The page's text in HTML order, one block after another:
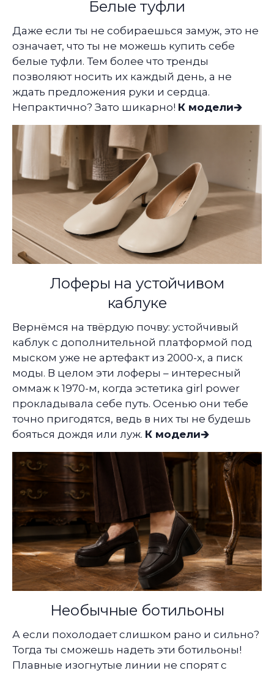
Белые туфли
Даже если ты не собираешься замуж, это не
означает, что ты не можешь купить себе
белые туфли. Тем более что тренды
позволяют носить их каждый день, а не
ждать предложения руки и сердца.
Непрактично? Зато шикарно! К модели🡲
Лоферы на устойчивом
каблуке
Вернёмся на твёрдую почву: устойчивый
каблук с дополнительной платформой под
мыском уже не артефакт из 2000-х, а писк
моды. В целом эти лоферы – интересный
оммаж к 1970-м, когда эстетика girl power
прокладывала себе путь. Осенью они тебе
точно пригодятся, ведь в них ты не будешь
бояться дождя или луж. К модели🡲
Необычные ботильоны
А если похолодает слишком рано и сильно?
Тогда ты сможешь надеть эти ботильоны!
Плавные изогнутые линии не спорят с